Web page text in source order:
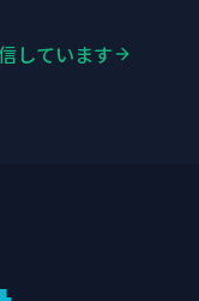
しています